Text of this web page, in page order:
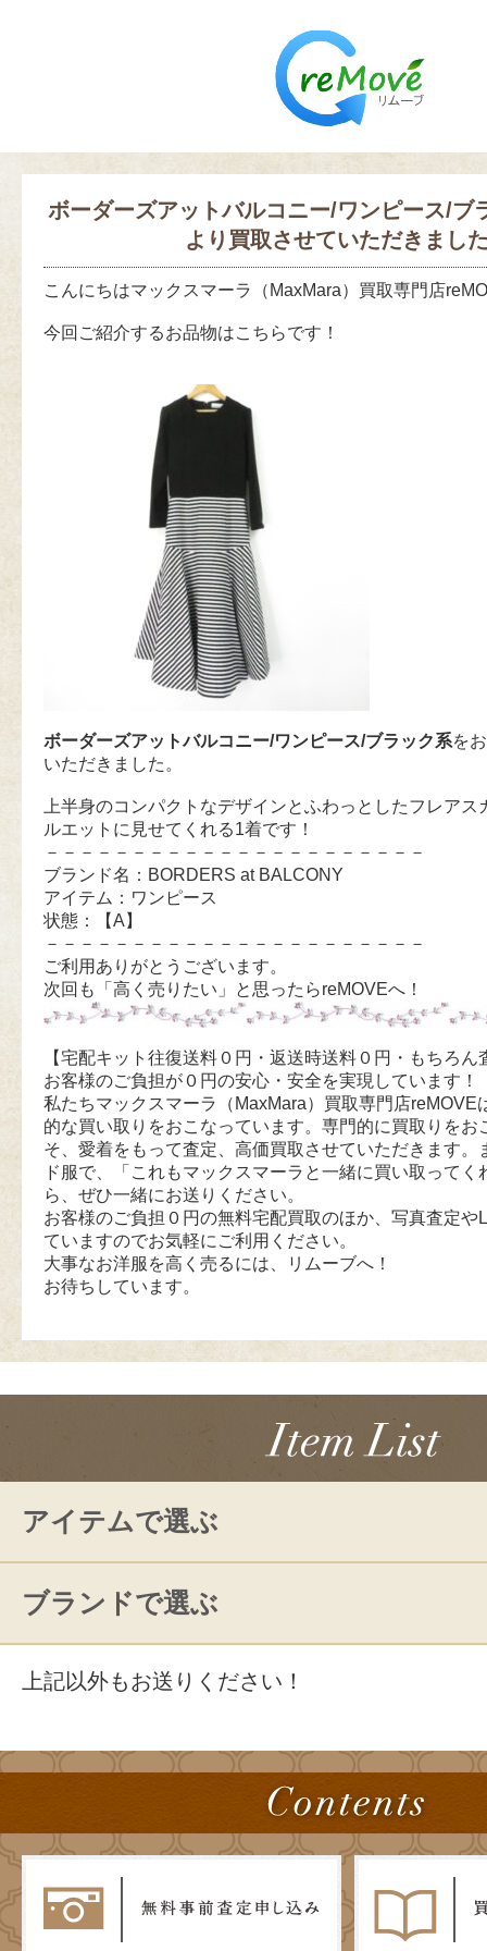
ボーダーズアットバルコニー/ワンピース/ブ
より買取させていただきまし
こんにちはマックスマーラ（MaxMara）買取専門店
今回ご紹介するお品物はこちらです！
ボーダーズアットバルコニー/ワンピース/ブラック系を
いただきました。
上半身のコンパクトなデザインとふわっとしたフレア
ルエットに見せてくれる1着です！
－－－－－－－－－－－－－－－－－－－－－－
ブランド名：BORDERS at BALCONY
アイテム：ワンピース
状態：【A】
－－－－－－－－－－－－－－－－－－－－－－
ご利用ありがとうございます。
次回も「高く売りたい」と思ったらreMOVEへ！
【宅配キット往復送料０円・返送時送料０円・もちろん
お客様のご負担が０円の安心・安全を実現しています！
私たちマックスマーラ（MaxMara）買取専門店reMOVE
的な買い取りをおこなっています。専門的に買取りをお
そ、愛着をもって査定、高価買取させていただきます。
ド服で、「これもマックスマーラと一緒に買い取ってく
ら、ぜひ一緒にお送りください。
お客様のご負担０円の無料宅配買取のほか、写真査定や
ていますのでお気軽にご利用ください。
大事なお洋服を高く売るには、リムーブへ！
お待ちしています。
アイテムで選ぶ
ブランドで選ぶ
上記以外もお送りください！